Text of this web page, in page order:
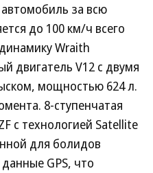
за всю
до 100 км/ч всего
Wraith
двигатель V12 с двумя
мощностью 624 л.
8-ступенчатая
с технологией Satellite
для болидов
GPS, что